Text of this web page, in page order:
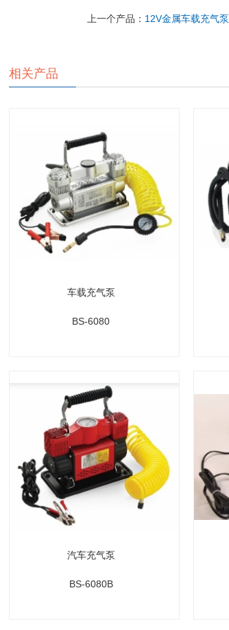
上一个产品： 12V金属车载充气泵
相关产品
车载充气泵
BS-6080
汽车充气泵
BS-6080B